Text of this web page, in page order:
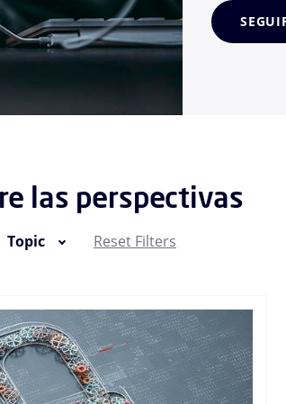
En
conjunto
las perspectivas
Topic Reset Filters